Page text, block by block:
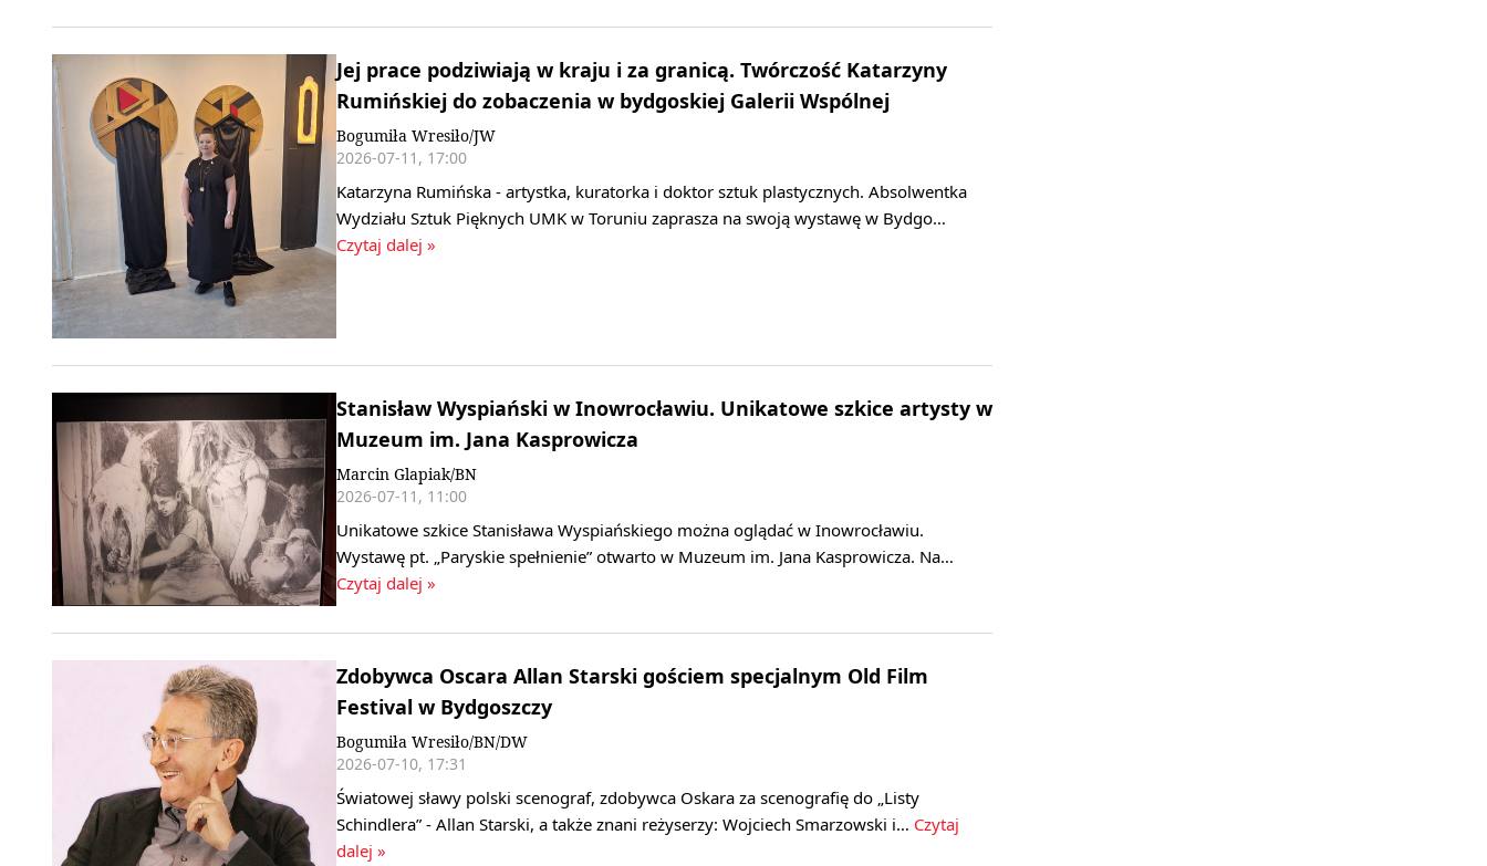
Jej prace podziwiają w kraju i za granicą. Twórczość Katarzyny
Rumińskiej do zobaczenia w bydgoskiej Galerii Wspólnej
Bogumiła Wresiło/JW
2026-07-11, 17:00
Katarzyna Rumińska - artystka, kuratorka i doktor sztuk plastycznych. Absolwentka
Wydziału Sztuk Pięknych UMK w Toruniu zaprasza na swoją wystawę w Bydgo…
Czytaj dalej »
Stanisław Wyspiański w Inowrocławiu. Unikatowe szkice artysty w
Muzeum im. Jana Kasprowicza
Marcin Glapiak/BN
2026-07-11, 11:00
Unikatowe szkice Stanisława Wyspiańskiego można oglądać w Inowrocławiu.
Wystawę pt. „Paryskie spełnienie” otwarto w Muzeum im. Jana Kasprowicza. Na…
Czytaj dalej »
Zdobywca Oscara Allan Starski gościem specjalnym Old Film
Festival w Bydgoszczy
Bogumiła Wresiło/BN/DW
2026-07-10, 17:31
Światowej sławy polski scenograf, zdobywca Oskara za scenografię do „Listy
Schindlera” - Allan Starski, a także znani reżyserzy: Wojciech Smarzowski i… Czytaj
dalej »